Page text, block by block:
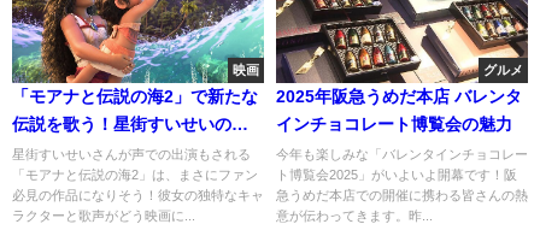
映画
「モアナと伝説の海2」で新たな
伝説を歌う！星街すいせいの挑
戦
星街すいせいさんが声での出演もされる
「モアナと伝説の海2」は、まさにファン
必見の作品になりそう！彼女の独特なキャ
ラクターと歌声がどう映画に...
グルメ
2025年阪急うめだ本店 バレンタ
インチョコレート博覧会の魅力
今年も楽しみな「バレンタインチョコレー
ト博覧会2025」がいよいよ開幕です！阪
急うめだ本店での開催に携わる皆さんの熱
意が伝わってきます。昨...